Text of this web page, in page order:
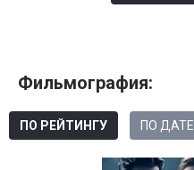
Фильмография:
ПО РЕЙТИНГУ ПО ДАТЕ